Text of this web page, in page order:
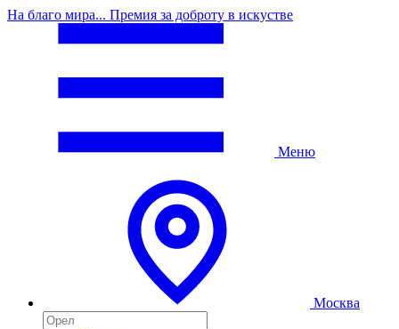
На благо мира... Премия за доброту в искустве
Меню
Москва